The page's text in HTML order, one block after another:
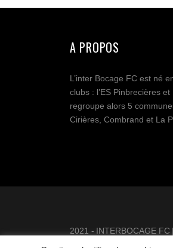
A PROPOS
L’inter Bocage FC est né
clubs : l’ES Pinbrecières
regroupe alors 5
Cirières, Combrand et La
2021 - INTERBOCAGE